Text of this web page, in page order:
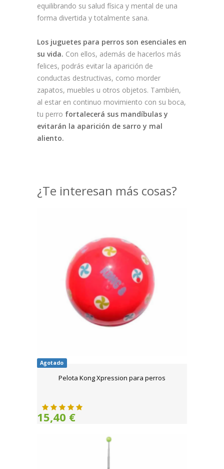
equilibrando su salud física y mental de una
forma divertida y totalmente sana.
Los juguetes para perros son esenciales en
su vida. Con ellos, además de hacerlos más
felices, podrás evitar la aparición de
conductas destructivas, como morder
zapatos, muebles u otros objetos. También,
al estar en continuo movimiento con su boca,
tu perro fortalecerá sus mandíbulas y
evitarán la aparición de sarro y mal
aliento.
¿Te interesan más cosas?
Agotado
Pelota Kong Xpression para perros
15,40 €